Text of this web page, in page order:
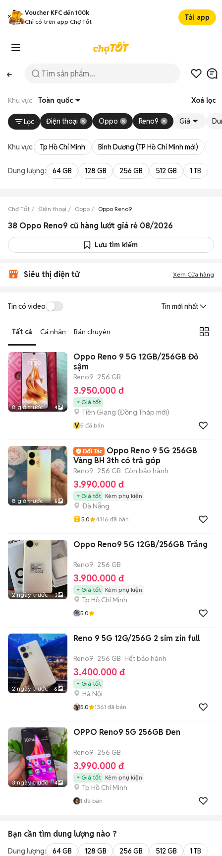
Voucher KFC đến 100k
Chỉ có trên app Chợ Tốt
Tải app
Khu vực: Toàn quốc Xoá lọc
Lọc Điện thoại Oppo Reno9 Giá
Khu vực: Tp Hồ Chí Minh Bình Dương (TP Hồ Chí Minh mới)
Dung lượng: 64 GB 128 GB 256 GB 512 GB 1 TB
Chợ Tốt Điện thoại Oppo Oppo Reno9
38 Oppo Reno9 cũ hàng lướt giá rẻ 08/2026
Lưu tìm kiếm
Siêu thị điện tử Xem Cửa hàng
Tin có video Tin mới nhất
Tất cả Cá nhân Bán chuyên
8 giờ trước 4
Oppo Reno 9 5G 12GB/256GB Đỏ
sậm
Reno9 256 GB
3.950.000 đ
Giá tốt
Tiền Giang (Đồng Tháp mới)
V5 đã bán
8 giờ trước 5
Oppo Reno 9 5G 256GB
Vàng BH 3th có trả góp
Reno9 256 GB Còn bảo hành
3.990.000 đ
Giá tốt Kèm phụ kiện
Đà Nẵng
5.0 4316 đã bán
2 ngày trước 3
Oppo Reno9 5G 12GB/256GB Trắng
Reno9 256 GB
3.900.000 đ
Giá tốt Kèm phụ kiện
Tp Hồ Chí Minh
5.0
2 ngày trước 6
Reno 9 5G 12G/256G 2 sim zin full
Reno9 256 GB Hết bảo hành
3.400.000 đ
Giá tốt
Hà Nội
5.0 1361 đã bán
3 ngày trước 4
OPPO Reno9 5G 256GB Đen
Reno9 256 GB
3.990.000 đ
Giá tốt Kèm phụ kiện
Tp Hồ Chí Minh
1 đã bán
Bạn cần tìm dung lượng nào ?
Dung lượng: 64 GB 128 GB 256 GB 512 GB 1 TB